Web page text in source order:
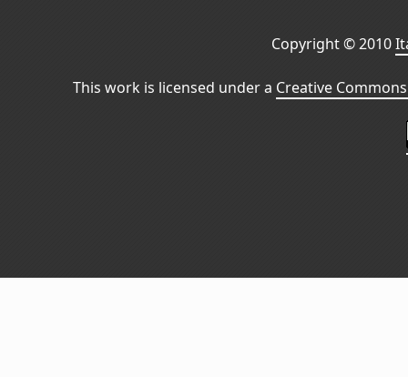
Copyright © 2010
This work is licensed under a Creative